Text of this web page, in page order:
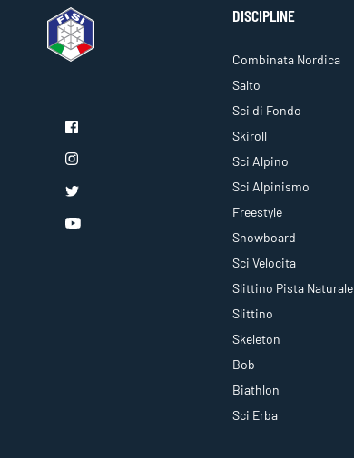
DISCIPLINE
Combinata Nordica
Salto
Sci di Fondo
Skiroll
Sci Alpino
Sci Alpinismo
Freestyle
Snowboard
Sci Velocita
Slittino Pista Naturale
Slittino
Skeleton
Bob
Biathlon
Sci Erba